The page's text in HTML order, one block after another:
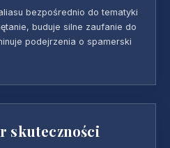
bezpośrednio do tematyki
buduje silne zaufanie do
podejrzenia o spamerski
skuteczności